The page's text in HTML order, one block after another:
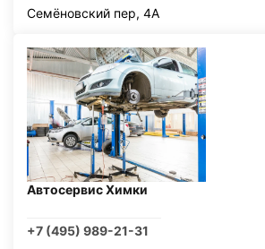
Семёновский пер, 4А
Автосервис Химки
+7 (495) 989-21-31